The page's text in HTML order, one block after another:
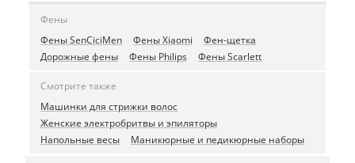
Фены
Фены SenCiciMen
Фены Xiaomi
Фен-щетка
Дорожные фены
Фены Philips Фены Scarlett
Смотрите также
Машинки для стрижки волос
Женские электробритвы и эпиляторы
Напольные весы
Маникюрные и педикюрные наборы